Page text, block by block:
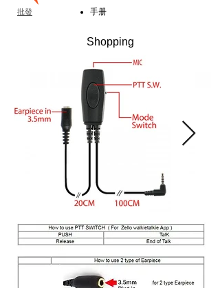
批發 手册
Shopping